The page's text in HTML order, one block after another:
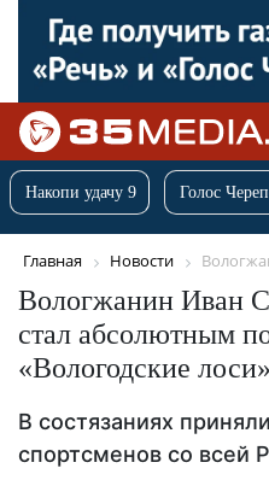
Накопи удачу 9 Голос
Главная Новости
Вологжанин Иван
стал абсолютным
«Вологодские лоси»
В состязаниях
спортсменов со всей